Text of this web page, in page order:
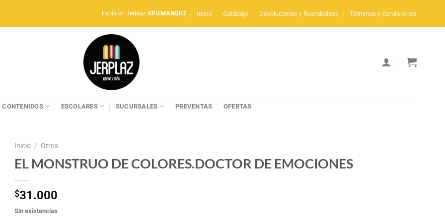
Estás en Jerplaz APUMANQUE Inicio Catálogo Devoluciones y Reembolsos Términos y Condiciones
CONTENIDOS ESCOLARES SUCURSALES PREVENTAS OFERTAS
Inicio / Otros
EL MONSTRUO DE COLORES.DOCTOR DE EMOCIONES
$31.000
Sin existencias